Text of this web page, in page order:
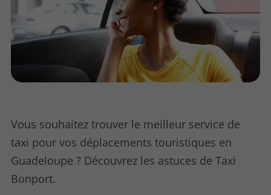
Vous souhaitez trouver le meilleur service de
taxi pour vos déplacements touristiques en
Guadeloupe ? Découvrez les astuces de Taxi
Bonport.